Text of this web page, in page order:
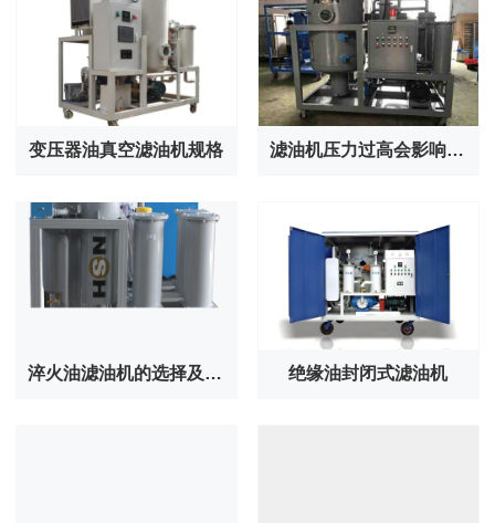
变压器油真空滤油机规格 滤油机压力过高会影响滤芯吗?
淬火油滤油机的选择及注意事项 绝缘油封闭式滤油机